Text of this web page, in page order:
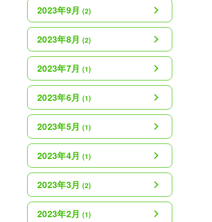
2023年9月 (2)
2023年8月 (2)
2023年7月 (1)
2023年6月 (1)
2023年5月 (1)
2023年4月 (1)
2023年3月 (2)
2023年2月 (1)